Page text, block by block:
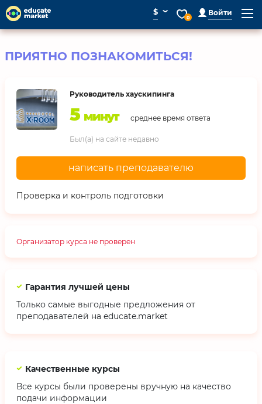
$ ⌄
0
Войти
ПРИЯТНО ПОЗНАКОМИТЬСЯ!
Руководитель хаускипинга
5 минут среднее время ответа
Был(а) на сайте недавно
написать преподавателю
Проверка и контроль подготовки
Организатор курса не проверен
Гарантия лучшей цены
Только самые выгодные предложения от
преподавателей на educate.market
Качественные курсы
Все курсы были проверены вручную на качество
подачи информации